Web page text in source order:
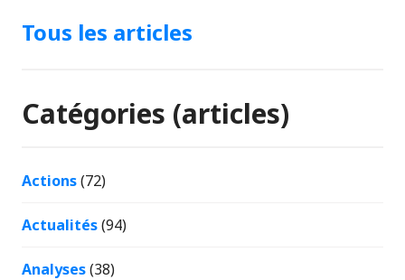
Tous les articles
Catégories (articles)
Actions(72)
Actualités(94)
Analyses(38)